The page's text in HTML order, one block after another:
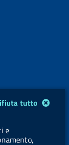
tutto
e